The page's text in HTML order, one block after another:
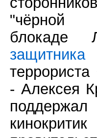
"чёрной
блокаде
- Алексея
кинокритик